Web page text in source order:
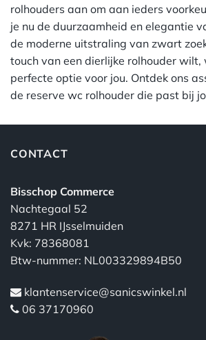
rolhouders aan om aan ieders
je nu de duurzaamheid en elegantie
de moderne uitstraling van zwart
touch van een dierlijke rolhouder wilt,
perfecte optie voor jou. Ontdek ons
de reserve wc rolhouder die past bij
CONTACT
Bisschop Commerce
Nachtegaal 52
8271 HR IJsselmuiden
Kvk: 78368081
Btw-nummer: NL003329894B50
klantenservice@sanicswinkel.nl
06 37170960